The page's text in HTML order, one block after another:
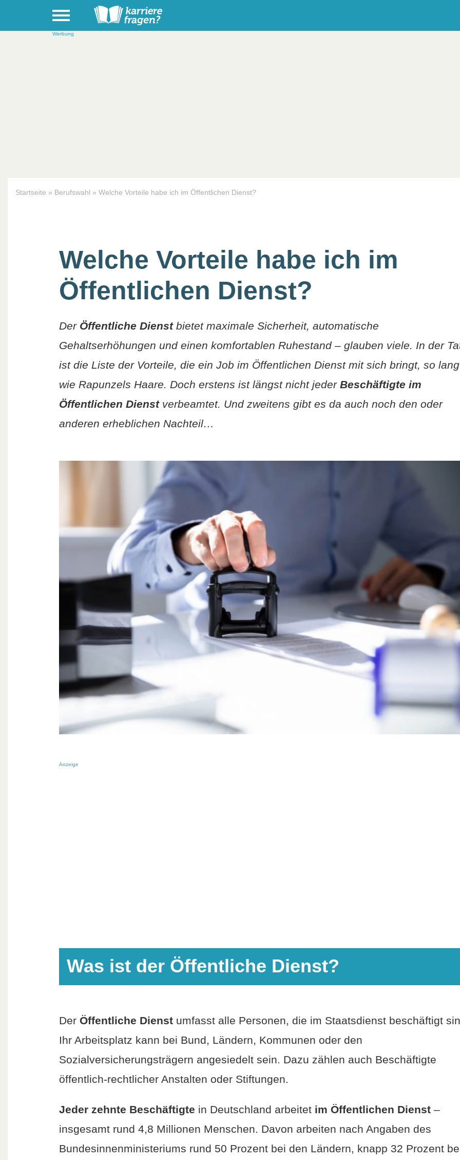
Werbung
Startseite » Berufswahl » Welche Vorteile habe ich im Öffentlichen Dienst?
Welche Vorteile habe ich im
Öffentlichen Dienst?
Der Öffentliche Dienstbietet maximale Sicherheit, automatische
Gehaltserhöhungen und einen komfortablen Ruhestand – glauben viele. In der
ist die Liste der Vorteile, die ein Job im Öffentlichen Dienst mit sich bringt, so lang
wie Rapunzels Haare. Doch erstens ist längst nicht jeder Beschäftigte im
Öffentlichen Dienstverbeamtet. Und zweitens gibt es da auch noch den oder
anderen erheblichen Nachteil…
Anzeige
Was ist der Öffentliche Dienst?
Der Öffentliche Dienstumfasst alle Personen, die im Staatsdienst beschäftigt
Ihr Arbeitsplatz kann bei Bund, Ländern, Kommunen oder den
Sozialversicherungsträgern angesiedelt sein. Dazu zählen auch Beschäftigte
öffentlich-rechtlicher Anstalten oder Stiftungen.
Jeder zehnte Beschäftigte in Deutschland arbeitet im Öffentlichen Dienst–
insgesamt rund 4,8 Millionen Menschen. Davon arbeiten nach Angaben des
Bundesinnenministeriums rund 50 Prozent bei den Ländern, knapp 32 Prozent